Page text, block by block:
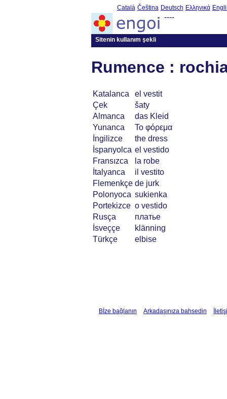
Català Čeština Deutsch Ελληνικά
----
Sitenin kullanım şekli
Rumence :
Katalanca
el vestit
Çek
šaty
Almanca
das Kleid
Yunanca
Το φόρεμα
İngilizce
the dress
İspanyolca el vestido
Fransızca
la robe
İtalyanca
il vestito
Flemenkçe de jurk
Polonyoca sukienka
Portekizce o vestido
Rusça
платье
İsveççe
klänning
Türkçe
elbise
Bİze bağlanın Arkadaşınıza bahsedin